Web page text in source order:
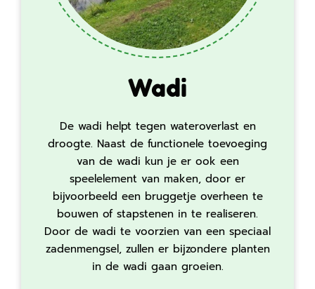
Wadi
De wadi helpt tegen wateroverlast en
droogte. Naast de functionele toevoeging
van de wadi kun je er ook een
speelelement van maken, door er
bijvoorbeeld een bruggetje overheen te
bouwen of stapstenen in te realiseren.
Door de wadi te voorzien van een speciaal
zadenmengsel, zullen er bijzondere planten
in de wadi gaan groeien.